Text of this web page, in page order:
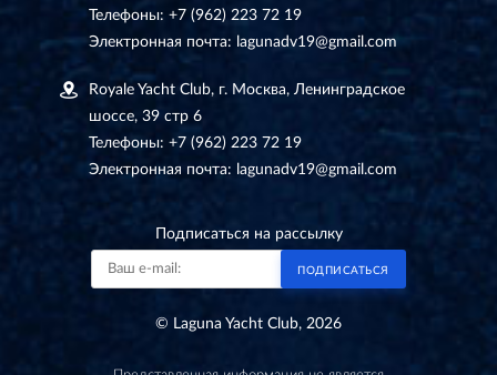
Телефоны: +7 (962) 223 72 19
Электронная почта: lagunadv19@gmail.com
Royale Yacht Club, г. Москва, Ленинградское
шоссе, 39 стр 6
Телефоны: +7 (962) 223 72 19
Электронная почта: lagunadv19@gmail.com
Подписаться на рассылку
ПОДПИСАТЬСЯ
© Laguna Yacht Club, 2026